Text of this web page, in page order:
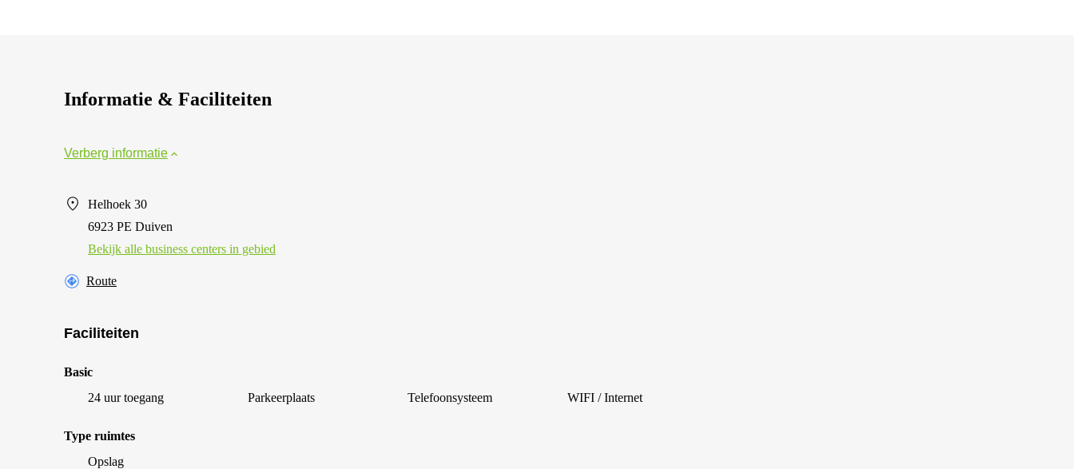
Informatie & Faciliteiten
Verberg informatie
Helhoek 30
6923 PE Duiven
Bekijk alle business centers in gebied
Route
Faciliteiten
Basic
24 uur toegang
Parkeerplaats Telefoonsysteem WIFI / Internet
Type ruimtes
Opslag